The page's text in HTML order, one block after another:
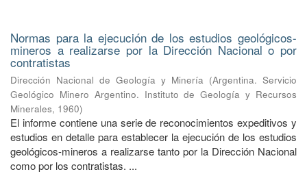
Normas para la ejecución de los estudios geológicos-
mineros a realizarse por la Dirección Nacional o por
contratistas
Dirección Nacional de Geología y Minería (Argentina. Servicio
Geológico Minero Argentino. Instituto de Geología y Recursos
Minerales, 1960)
El informe contiene una serie de reconocimientos expeditivos y
estudios en detalle para establecer la ejecución de los estudios
geológicos-mineros a realizarse tanto por la Dirección Nacional
como por los contratistas. ...